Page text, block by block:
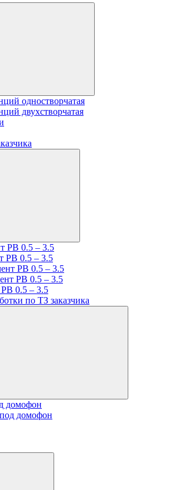
одностворчатая
двухстворчатая
PB 0.5 – 3.5
PB 0.5 – 3.5
PB 0.5 – 3.5
PB 0.5 – 3.5
0.5 – 3.5
по ТЗ заказчика
домофон
под домофон